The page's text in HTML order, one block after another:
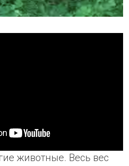
животные. Весь вес